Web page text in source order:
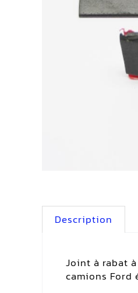
Description
Joint à rabat
camions Ford